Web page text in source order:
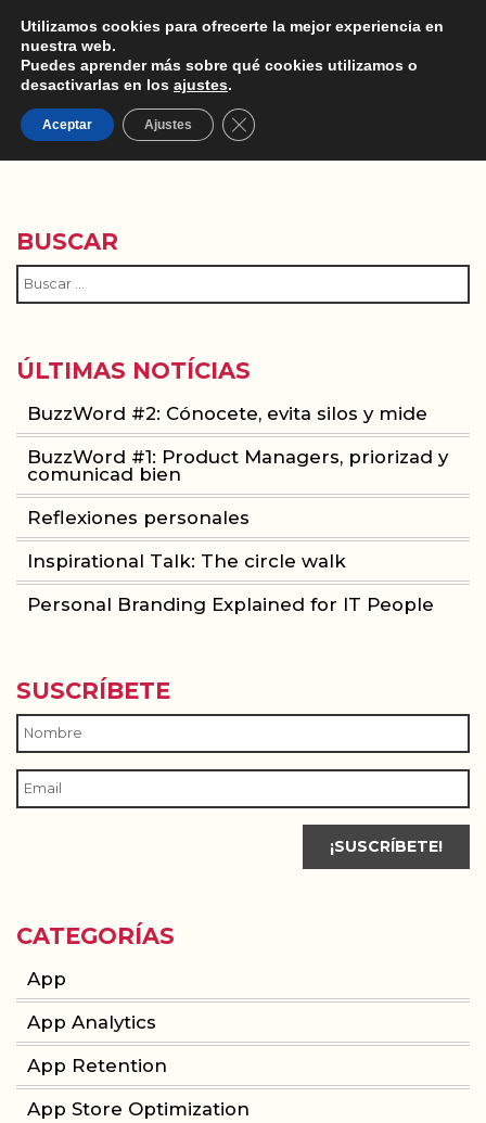
ONBOARDING EXPERIENCE
BUSCAR
ÚLTIMAS NOTÍCIAS
BuzzWord #2: Cónocete, evita silos y mide
BuzzWord #1: Product Managers, priorizad y
comunicad bien
Reflexiones personales
Inspirational Talk: The circle walk
Personal Branding Explained for IT People
SUSCRÍBETE
CATEGORÍAS
App
App Analytics
App Retention
App Store Optimization
Utilizamos cookies para ofrecerte la mejor experiencia en
nuestra web.
Puedes aprender más sobre qué cookies utilizamos o
desactivarlas en los ajustes.
Aceptar Ajustes Cerrar el banner de cookies RGPD